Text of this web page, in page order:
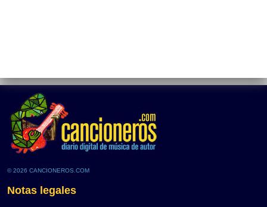
© 2026 CANCIONEROS.COM
Notas legales